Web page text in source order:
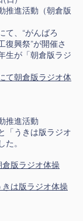
進活動（朝倉版
て、“がんばろ
復興祭”が開催さ
生が「朝倉版ラジ
て朝倉版ラジオ体
推進活動
「うきは版ラジオ
。
倉版ラジオ体操
は版ラジオ体操